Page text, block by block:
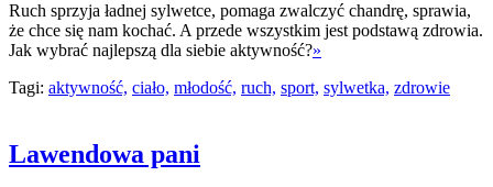
Ruch sprzyja ładnej sylwetce, pomaga zwalczyć chandrę, sprawia,
że chce się nam kochać. A przede wszystkim jest podstawą zdrowia.
Jak wybrać najlepszą dla siebie aktywność?»
Tagi: aktywność, ciało, młodość, ruch, sport, sylwetka, zdrowie
Lawendowa pani